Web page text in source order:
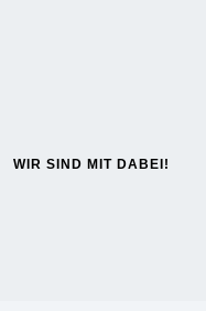
WIR SIND MIT DABEI!